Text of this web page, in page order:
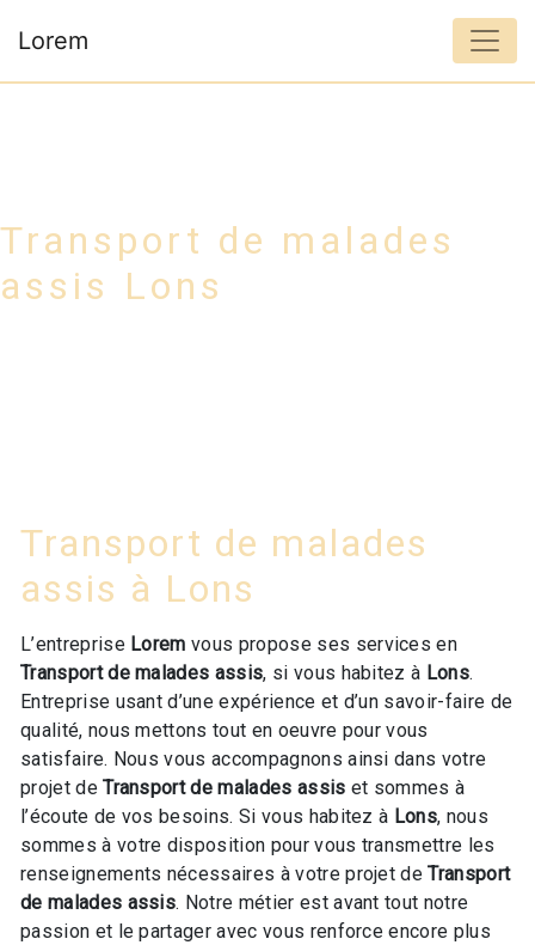
Lorem
Transport de malades
assis Lons
Transport de malades
assis à Lons
L’entreprise Lorem vous propose ses services en
Transport de malades assis, si vous habitez à Lons.
Entreprise usant d’une expérience et d’un savoir-faire de
qualité, nous mettons tout en oeuvre pour vous
satisfaire. Nous vous accompagnons ainsi dans votre
projet deTransport de malades assis et sommes à
l’écoute de vos besoins. Si vous habitez à Lons, nous
sommes à votre disposition pour vous transmettre les
renseignements nécessaires à votre projet deTransport
de malades assis. Notre métier est avant tout notre
passion et le partager avec vous renforce encore plus